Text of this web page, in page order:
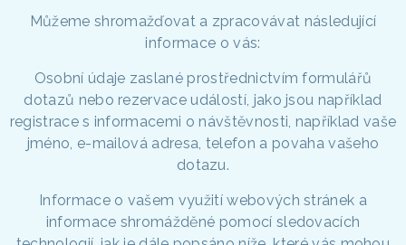
Můžeme shromažďovat a zpracovávat následující
informace o vás:
Osobní údaje zaslané prostřednictvím formulářů
dotazů nebo rezervace událostí, jako jsou například
registrace s informacemi o návštěvnosti, například vaše
jméno, e-mailová adresa, telefon a povaha vašeho
dotazu.
Informace o vašem využití webových stránek a
informace shromážděné pomocí sledovacích